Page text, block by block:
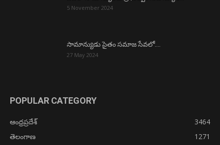
5 November 2024
సామాన్యుడు సైతం సమాజ సేవలో….
27 May 2024
POPULAR CATEGORY
ఆంధ్రప్రదేశ్
3464
తెలంగాణ
1271